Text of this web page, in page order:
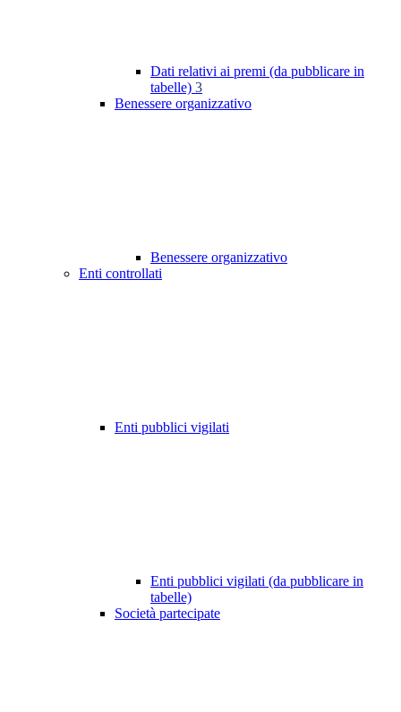
Dati relativi ai premi (da pubblicare in
tabelle) 3
Benessere organizzativo
Benessere organizzativo
Enti controllati
Enti pubblici vigilati
Enti pubblici vigilati (da pubblicare in
tabelle)
Società partecipate